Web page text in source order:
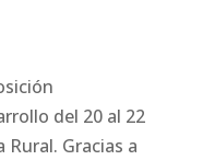
del 20 al 22
Gracias a